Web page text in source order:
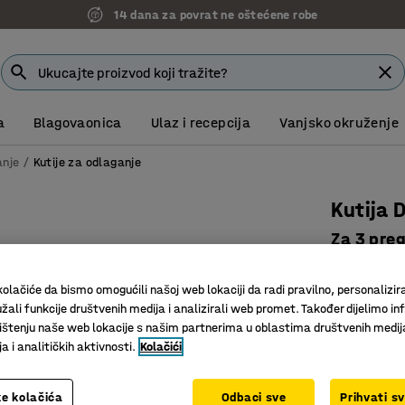
14 dana za povrat ne oštećene robe
Blagovaonica Ulaz i recepcija Vanjsko okruženje
Kutije za odlaganje
Kutija
Za 3
Izvrsno
Ručke s
Dužina (mm)
da bismo omogućili našoj web lokaciji da radi pravilno,
funkcije društvenih medija i analizirali web promet. Također dijelimo
naše web lokacije s našim partnerima u oblastima društvenih
i analitičkih aktivnosti. Kolačići
kolačića Odbaci sve Prihvati